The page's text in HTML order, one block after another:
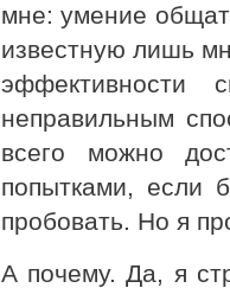
мне: умение
известную лишь
эффективности
неправильным
всего можно
попытками, если
пробовать. Но я
А почему. Да, я